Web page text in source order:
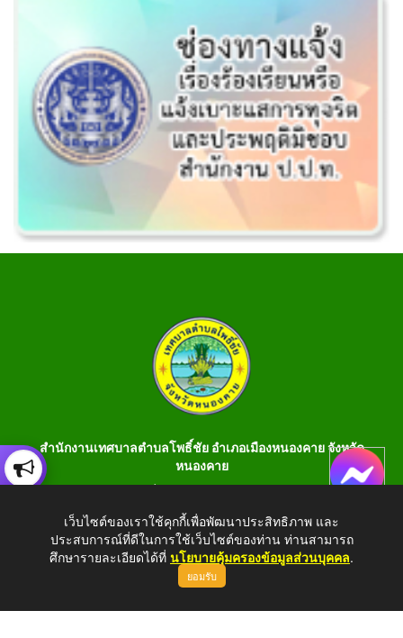
สำนักงานเทศบาลตำบลโพธิ์ชัย อำเภอเมืองหนองคาย จังหวัด
หนองคาย
990401 โทรสาร 042-990400
E-Saraban : saraban_05430106@dla.go.th
เว็บไซต์ของเราใช้คุกกี้เพื่อพัฒนาประสิทธิภาพ และ
ประสบการณ์ที่ดีในการใช้เว็บไซต์ของท่าน ท่านสามารถ
ศึกษารายละเอียดได้ที่ นโยบายคุ้มครองข้อมูลส่วนบุคคล.
ยอมรับ